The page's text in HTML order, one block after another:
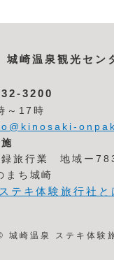
城崎温泉観光セン
3200
～17時
録旅行業 地域ー
まち城崎
テキ体験旅行社と
城崎温泉 ステキ体験